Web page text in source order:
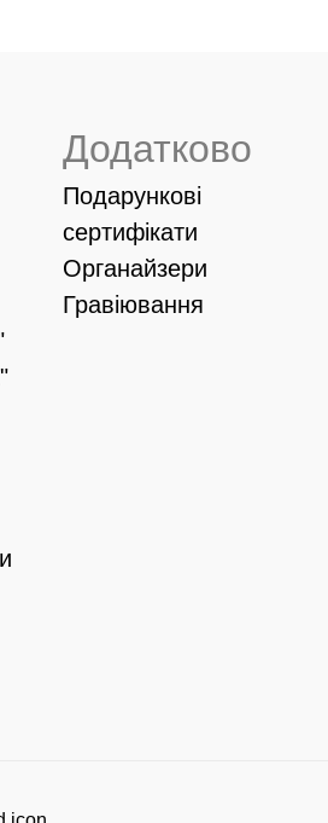
Додатково
Подарункові
сертифікати
Органайзери
Гравіювання